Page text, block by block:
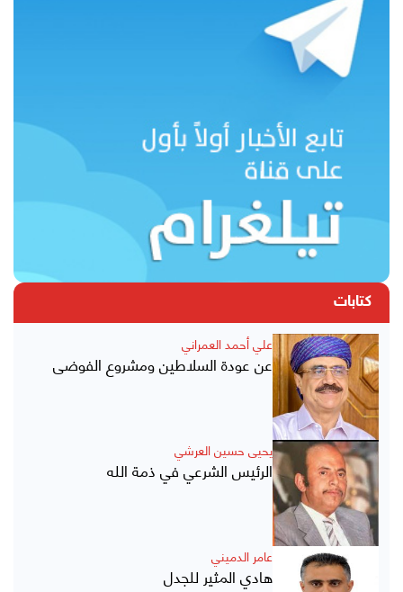
كتابات
علي أحمد العمراني
عن عودة السلاطين ومشروع الفوضى
يحيى حسين العرشي
الرئيس الشرعي في ذمة الله
عامر الدميني
هادي المثير للجدل